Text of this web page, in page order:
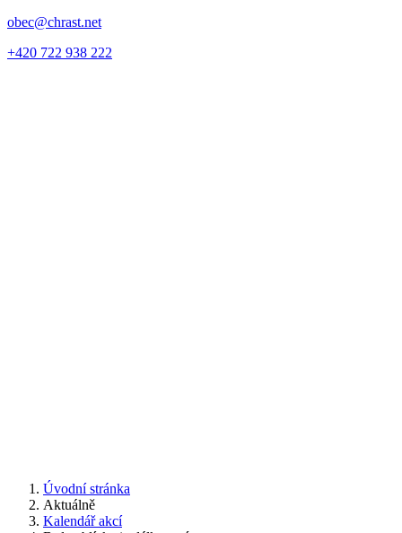
obec@chrast.net
+420 722 938 222
Úvodní stránka
Aktuálně
Kalendář akcí